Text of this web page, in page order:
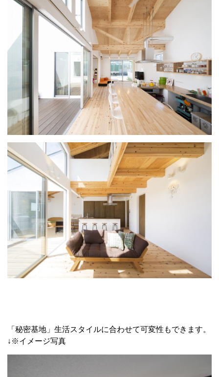
「秘密基地」生活スタイルに合わせて可変性もできます。
↓※イメージ写真